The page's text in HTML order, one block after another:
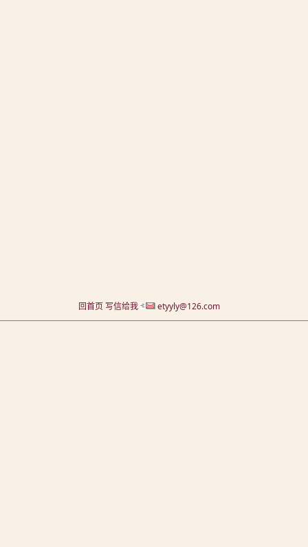
回首页 写信给我 etyyly@126.com